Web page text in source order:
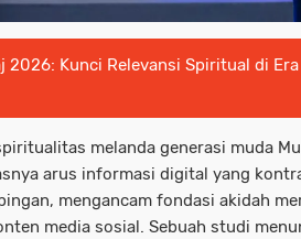
2026: Kunci Relevansi Spiritual di Era
melanda generasi muda
arus informasi digital yang
mengancam fondasi akidah
media sosial. Sebuah studi